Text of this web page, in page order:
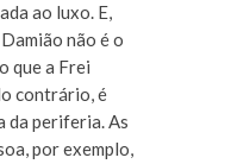
ao luxo. E,
não é o
que a Frei
contrário, é
da periferia. As
por exemplo,